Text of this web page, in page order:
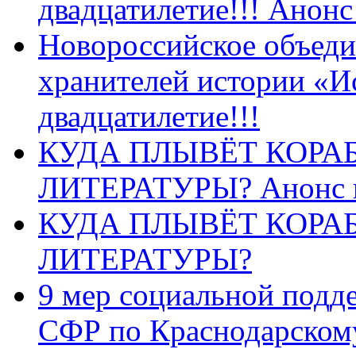
двадцатилетие!!!
Новороссийское
хранителей истории
двадцатилетие!!!
КУДА ПЛЫВЁТ
ЛИТЕРАТУРЫ? Анонс
КУДА ПЛЫВЁТ
ЛИТЕРАТУРЫ?
9 мер социальной
СФР по